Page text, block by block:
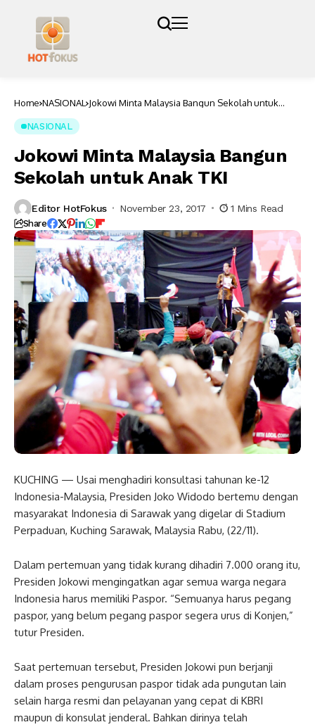
Home NASIONAL Jokowi Minta Malaysia Bangun Sekolah untuk
NASIONAL
Jokowi Minta Malaysia Bangun
Sekolah untuk Anak TKI
Editor HotFokus November 23, 2017 1 Mins Read
Share
KUCHING — Usai menghadiri konsultasi tahunan ke-12
Indonesia-Malaysia, Presiden Joko Widodo bertemu dengan
masyarakat Indonesia di Sarawak yang digelar di Stadium
Perpaduan, Kuching Sarawak, Malaysia Rabu, (22/11).
Dalam pertemuan yang tidak kurang dihadiri 7.000 orang itu,
Presiden Jokowi mengingatkan agar semua warga negara
Indonesia harus memiliki Paspor. “Semuanya harus pegang
paspor, yang belum pegang paspor segera urus di Konjen,”
tutur Presiden.
Saat pertemuan tersebut, Presiden Jokowi pun berjanji
dalam proses pengurusan paspor tidak ada pungutan lain
selain harga resmi dan pelayanan yang cepat di KBRI
maupun di konsulat jenderal. Bahkan dirinya telah